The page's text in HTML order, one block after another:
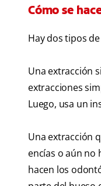
Cómo se
Hay dos tipos
Una extracción
extracciones
Luego, usa un
Una extracción
encías o aún no
hacen los